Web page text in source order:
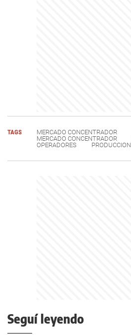
TAGS
MERCADO CONCENTRADOR
MERCADO CONCENTRADOR
OPERADORES
PRODUCCION
Seguí leyendo